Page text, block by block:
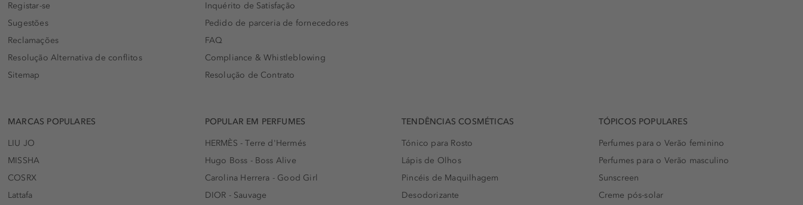
Registar-se
Sugestões
Reclamações
Resolução Alternativa de conflitos
Sitemap
Inquérito de Satisfação
Pedido de parceria de fornecedores
FAQ
Compliance & Whistleblowing
Resolução de Contrato
MARCAS POPULARES
LIU JO
MISSHA
COSRX
Lattafa
POPULAR EM PERFUMES
HERMÈS - Terre d'Hermés
Hugo Boss - Boss Alive
Carolina Herrera - Good Girl
DIOR - Sauvage
TENDÊNCIAS COSMÉTICAS
Tónico para Rosto
Lápis de Olhos
Pincéis de Maquilhagem
Desodorizante
TÓPICOS POPULARES
Perfumes para o Verão feminino
Perfumes para o Verão masculino
Sunscreen
Creme pós-solar